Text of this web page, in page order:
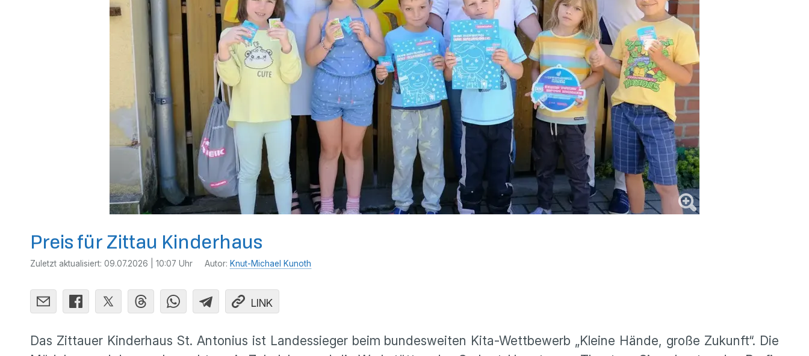
Preis für Zittau Kinderhaus
Zuletzt aktualisiert: 09.07.2026 | 10:07 Uhr Autor: Knut-Michael Kunoth
LINK
Das Zittauer Kinderhaus St. Antonius ist Landessieger beim bundesweiten Kita-Wettbewerb „Kleine Hände, große Zukunft“. Die